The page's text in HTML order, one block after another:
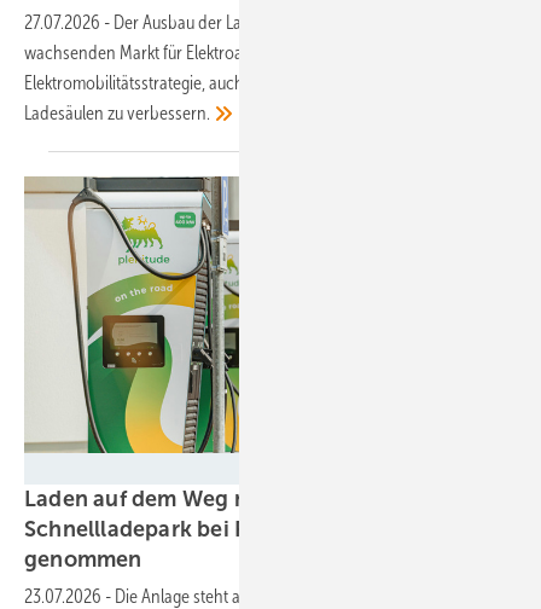
27.07.2026 - Der Ausbau der Ladeinfrastruktur hält mit dem
wachsenden Markt für Elektroautos Schritt. Der BDEW fordert eine
Elektromobilitätsstrategie, auch um die Wirtschaftlichkeit der
Ladesäulen zuverbessern.
Laden auf dem Weg nach Rügen:
Schnellladepark bei Rostock in Betrieb
genommen
23.07.2026 - Die Anlage steht auf dem Parkplatz der dortigen